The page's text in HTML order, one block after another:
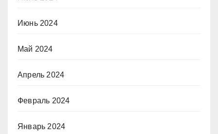
Июнь 2024
Май 2024
Апрель 2024
Февраль 2024
Январь 2024